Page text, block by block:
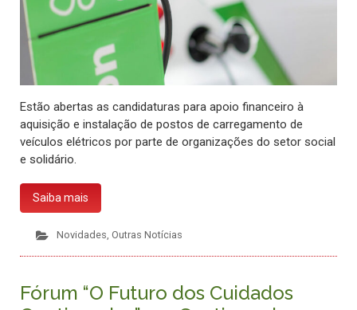
Estão abertas as candidaturas para apoio financeiro à
aquisição e instalação de postos de carregamento de
veículos elétricos por parte de organizações do setor social
e solidário.
Saiba mais
Novidades, Outras Notícias
Fórum “O Futuro dos Cuidados